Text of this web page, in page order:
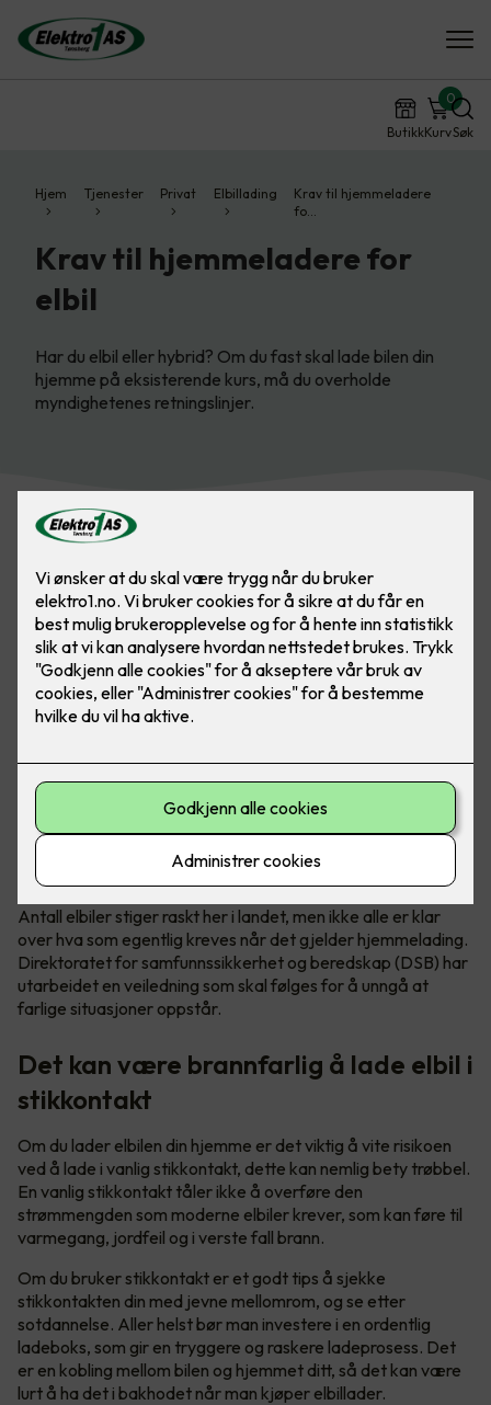
ButikkKurv
0
Søk
Hjem Tjenester Privat Elbillading
Krav til hjemmeladere
fo…
Krav til hjemmeladere for
elbil
Har du elbil eller hybrid? Om du fast skal lade bilen din
hjemme på eksisterende kurs, må du overholde
myndighetenes retningslinjer.
Hva krever en hjemmelader?
Antall elbiler stiger raskt her i landet, men ikke alle er klar
over hva som egentlig kreves når det gjelder hjemmelading.
Direktoratet for samfunnssikkerhet og beredskap (DSB) har
utarbeidet en veiledning som skal følges for å unngå at
farlige situasjoner oppstår.
Det kan være brannfarlig å lade elbil i
stikkontakt
Om du lader elbilen din hjemme er det viktig å vite risikoen
ved å lade i vanlig stikkontakt, dette kan nemlig bety trøbbel.
En vanlig stikkontakt tåler ikke å overføre den
strømmengden som moderne elbiler krever, som kan føre til
varmegang, jordfeil og i verste fall brann.
Om du bruker stikkontakt er et godt tips å sjekke
stikkontakten din med jevne mellomrom, og se etter
sotdannelse. Aller helst bør man investere i en ordentlig
ladeboks, som gir en tryggere og raskere ladeprosess. Det
er en kobling mellom bilen og hjemmet ditt, så det kan være
lurt å ha det i bakhodet når man kjøper elbillader.